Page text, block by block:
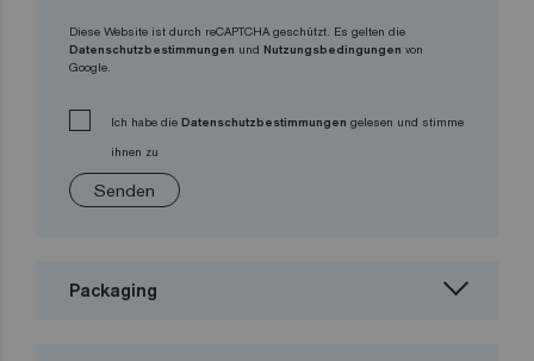
Diese Website ist durch reCAPTCHA geschützt. Es gelten die
Datenschutzbestimmungen und Nutzungsbedingungen von
Google.
Ich habe die Datenschutzbestimmungen gelesen und stimme
ihnen zu
Senden
Packaging